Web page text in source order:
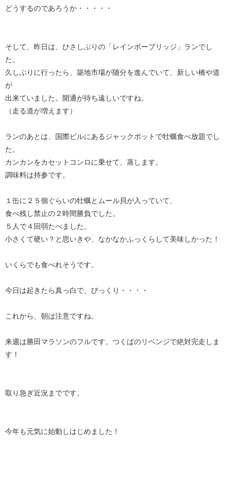
どうするのであろうか・・・・・
そして、昨日は、ひさしぶりの「レインボーブリッジ」ランでし
た。
久しぶりに行ったら、築地市場が随分を進んでいて、新しい橋や道
が
出来ていました。開通が待ち遠しいですね。
（走る道が増えます）
ランのあとは、国際ビルにあるジャックポットで牡蠣食べ放題でし
た。
カンカンをカセットコンロに乗せて、蒸します。
調味料は持参です。
１缶に２５個ぐらいの牡蠣とムール貝が入っていて、
食べ残し禁止の２時間勝負でした。
５人で４回弱たべました。
小さくて硬い？と思いきや、なかなかふっくらして美味しかった！
いくらでも食べれそうです。
今日は起きたら真っ白で、びっくり・・・・
これから、朝は注意ですね。
来週は勝田マラソンのフルです。つくばのリベンジで絶対完走しま
す！
取り急ぎ近況までです。
今年も元気に始動しはじめました！